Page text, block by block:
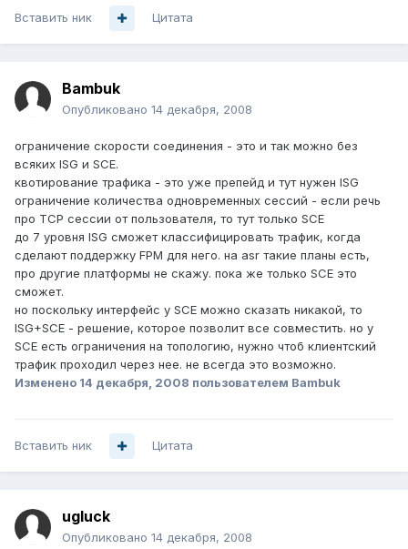
Вставить ник Цитата
Bambuk
Опубликовано 14 декабря, 2008
ограничение скорости соединения - это и так можно без
всяких ISG и SCE.
квотирование трафика - это уже препейд и тут нужен ISG
ограничение количества одновременных сессий - если речь
про TCP сессии от пользователя, то тут только SCE
до 7 уровня ISG сможет классифицировать трафик, когда
сделают поддержку FPM для него. на asr такие планы есть,
про другие платформы не скажу. пока же только SCE это
сможет.
но поскольку интерфейс у SCE можно сказать никакой, то
ISG+SCE - решение, которое позволит все совместить. но у
SCE есть ограничения на топологию, нужно чтоб клиентский
трафик проходил через нее. не всегда это возможно.
Изменено 14 декабря, 2008 пользователем Bambuk
Вставить ник Цитата
ugluck
Опубликовано 14 декабря, 2008